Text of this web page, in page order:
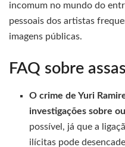
incomum no mundo do
pessoais dos artistas
imagens públicas.
FAQ sobre
O crime de Yuri
investigações sobre
possível, já que a
ilícitas pode